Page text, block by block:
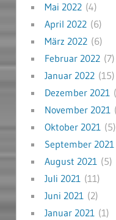
Mai 2022(4)
April 2022(6)
März 2022(6)
Februar 2022(7)
Januar 2022(15)
Dezember 2021
November 2021
Oktober 2021(5)
September 2021
August 2021(5)
Juli 2021(11)
Juni 2021(2)
Januar 2021(1)